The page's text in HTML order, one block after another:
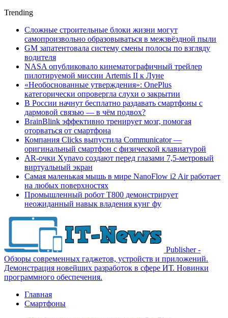
Trending
Сложные строительные блоки жизни могут
самопроизвольно образовываться в межзвёздной пыли
GM запатентовала систему смены полосы по взгляду
водителя
NASA опубликовало кинематографичный трейлер
пилотируемой миссии Artemis II к Луне
«Необоснованные утверждения»: OnePlus
категорически опровергла слухи о закрытии
В России начнут бесплатно раздавать смартфоны с
дармовой связью — в чём подвох?
BrainBlink эффективно тренирует мозг, помогая
оторваться от смартфона
Компания Clicks выпустила Communicator —
оригинальный смартфон с физической клавиатурой
AR-очки Xynavo создают перед глазами 7,5-метровый
виртуальный экран
Самая маленькая мышь в мире NanoFlow i2 Air работает
на любых поверхностях
Промышленный робот Т800 демонстрирует
неожиданный навык владения кунг фу
Publisher -
Обзоры современных гаджетов, устройств и приложений.
Демонстрация новейших разработок в сфере ИТ. Новинки
программного обеспечения.
Главная
Смартфоны